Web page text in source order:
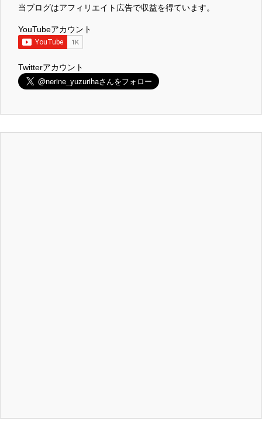
当ブログはアフィリエイト広告で収益を得ています。
YouTubeアカウント
Twitterアカウント